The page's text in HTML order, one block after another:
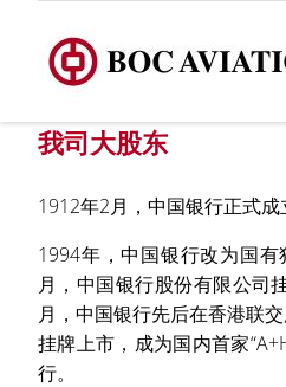
我司大股东
1912年2月，中国银行正式成
1994年，中国银行改为国
月，中国银行股份有限公司
月，中国银行先后在香港联
挂牌上市，成为国内首家
行。